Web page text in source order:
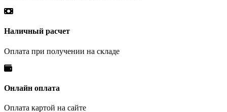
Наличный расчет
Оплата при получении на складе
Онлайн оплата
Оплата картой на сайте